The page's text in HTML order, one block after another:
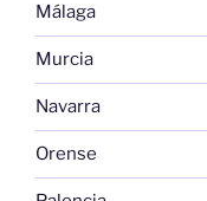
Málaga
Murcia
Navarra
Orense